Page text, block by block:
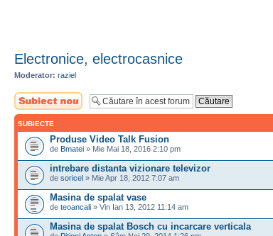
Electronice, electrocasnice
Moderator: raziel
Scrie un subiect
nou
SUBIECTE
Produse Video Talk Fusion
de Bmatei » Mie Mai 18, 2016 2:10 pm
intrebare distanta vizionare televizor
de soricel » Mie Apr 18, 2012 7:07 am
Masina de spalat vase
de teoancali » Vin Ian 13, 2012 11:14 am
Masina de spalat Bosch cu incarcare verticala